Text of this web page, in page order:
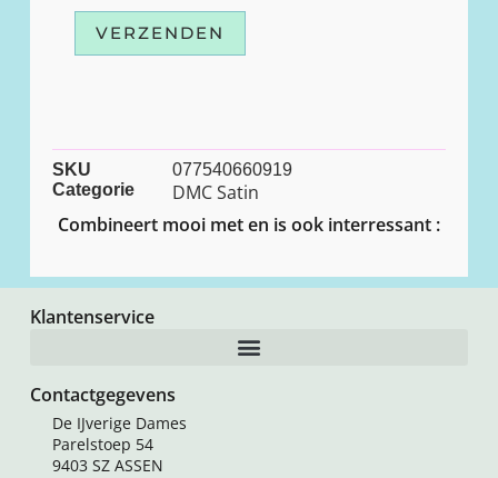
VERZENDEN
SKU
077540660919
Categorie
DMC Satin
Combineert mooi met en is ook interressant :
Klantenservice
Contactgegevens
De IJverige Dames
Parelstoep 54
9403 SZ ASSEN